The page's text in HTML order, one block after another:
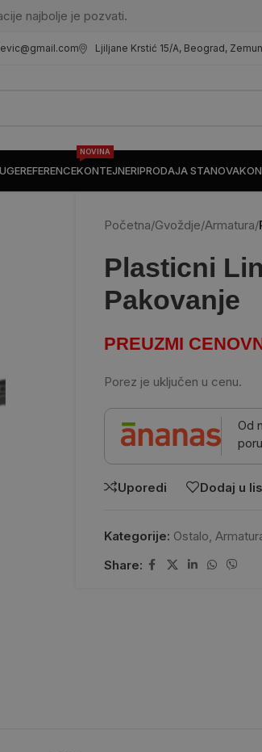
najbolje je pozvati.
Ljiljane Krstić 15/A, Beograd, Zemun
REFERENCEKONTEJNERI
NOVINA
PRODAJA STANOVA
Početna/Gvoždje/Armatura/
Plasticni
Pakovanje
PREUZMI
Porez je uključen u cenu.
Od
Uporedi Dodaj u
Kategorije: Ostalo,
Share: